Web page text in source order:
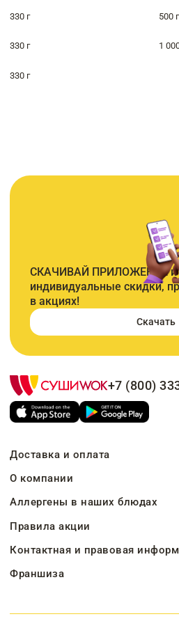
330 г 500 г
330 г 1
330 г
СКАЧИВАЙ ПРИЛОЖЕНИЕ и
индивидуальные скидки,
в акциях!
Скачать
+7 (800)
Доставка и оплата
О компании
Аллергены в наших блюдах
Правила акции
Контактная и правовая
Франшиза